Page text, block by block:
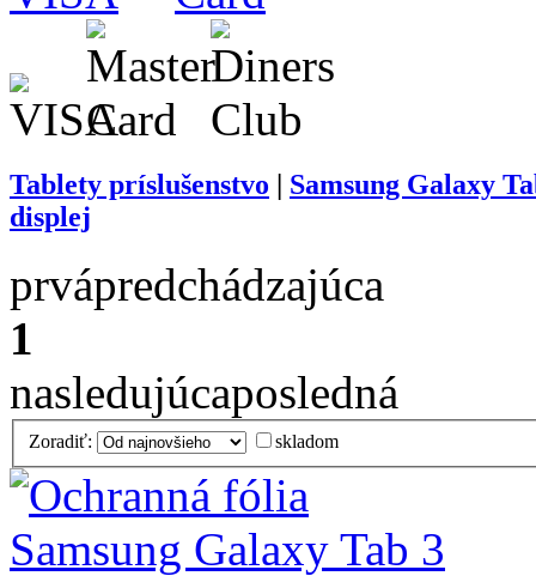
Tablety príslušenstvo
Samsung Galaxy
displej
prvápredchádzajúca
1
nasledujúcaposledná
Zoradiť: skladom